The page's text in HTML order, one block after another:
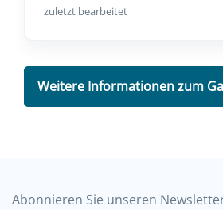
zuletzt bearbeitet
Weitere Informationen zum
Abonnieren Sie unseren